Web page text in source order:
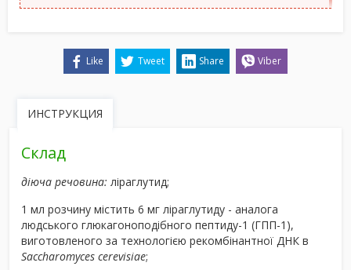
Like Tweet Share Viber
ИНСТРУКЦИЯ
Склад
діюча речовина: ліраглутид;
1 мл розчину містить 6 мг ліраглутиду - аналога
людського глюкагоноподібного пептиду-1 (ГПП-1),
виготовленого за технологією рекомбінантної ДНК в
Saccharomyces cerevisiae;